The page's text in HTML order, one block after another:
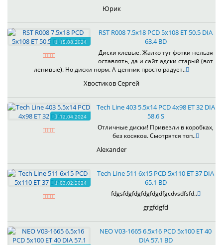
Юрик
15.08.2024
RST R008 7.5x18 PCD 5x108 ET 50.5 DIA
63.4 BD
Диски клевые. Жалко тут фотки нельзя
оставлять, да и сайт адски старый (вот
ленивые). Но диски норм. А ценник просто радует..
Хвостиков Сергей
12.04.2024
Tech Line 403 5.5x14 PCD 4x98 ET 32 DIA
58.6 S
Отличные диски! Привезли в коробках,
без косяков. Смотрятся топ..
Alexander
03.02.2024
Tech Line 511 6x15 PCD 5x110 ET 37 DIA
65.1 BD
fdgsfdgfdgfdgfdgdfgcdvsdfsfd..
grgfdgfd
NEO V03-1665 6.5x16 PCD 5x100 ET 40
DIA 57.1 BD